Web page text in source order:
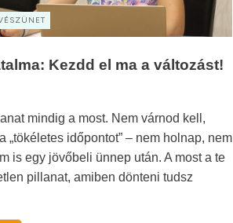
Kezdd el ma a változást!
mindig a most. Nem várnod kell,
„tökéletes időpontot” – nem holnap, nem
is egy jövőbeli ünnep után. A most a te
pillanat, amiben dönteni tudsz